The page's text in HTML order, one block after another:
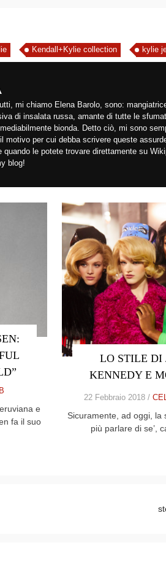
Kendall+Kylie collection kylie
mi chiamo Elena Barolo, sono:
di insalata russa, amante di tutte le
bionda. Detto ciò, mi sono
motivo per cui debba scrivere queste
quando le potete trovare direttamente su
blog!
e
fa il suo
LO STILE DI
KENNEDY E
22 Febbraio 2018 /
Sicuramente, ad oggi, la
più parlare di se’,